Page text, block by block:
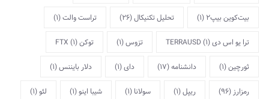
بیت‌کوین بیپ2 (1) تحلیل تکنیکال(26) تراست والت(1)
ترا یو اس دی TERRAUSD(1) تزوس(1) توکن FTX(1)
ثورچین(1) دانشنامه(17) دای(1) دلار بایننس(1)
رمزارز (96) ریپل(1) سولانا (1) شیبا اینو(1) لئو(1)